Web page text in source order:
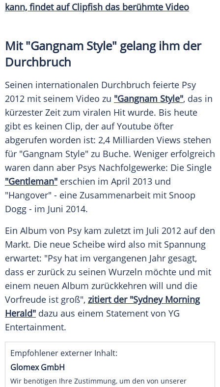
kann, findet aufClipfish das berühmte Video
Mit "Gangnam Style" gelang ihm der
Durchbruch
Seinen internationalen Durchbruch feierte Psy
2012 mit seinem Video zu "Gangnam Style", das in
kürzester Zeit zum viralen Hit wurde. Bis heute
gibt es keinen Clip, der auf Youtube öfter
abgerufen worden ist: 2,4 Milliarden Views stehen
für "Gangnam Style" zu Buche. Weniger erfolgreich
waren dann aber Psys Nachfolgewerke: Die Single
"Gentleman" erschien im April 2013 und
"Hangover" - eine Zusammenarbeit mit Snoop
Dogg - im Juni 2014.
Ein Album von Psy kam zuletzt im Juli 2012 auf den
Markt. Die neue Scheibe wird also mit Spannung
erwartet: "Psy hat im vergangenen Jahr gesagt,
dass er zurück zu seinen Wurzeln möchte und mit
einem neuen Album zurückkehren will und die
Vorfreude ist groß", zitiert der "Sydney Morning
Herald" dazu aus einem Statement von YG
Entertainment.
Empfohlener externer Inhalt:
Glomex GmbH
Wir benötigen Ihre Zustimmung, um den von unserer